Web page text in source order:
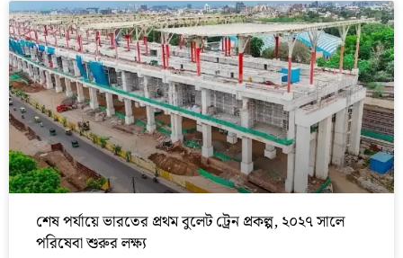
শেষ পর্যায়ে ভারতের প্রথম বুলেট ট্রেন প্রকল্প, ২০২৭ সালে
পরিষেবা শুরুর লক্ষ্য